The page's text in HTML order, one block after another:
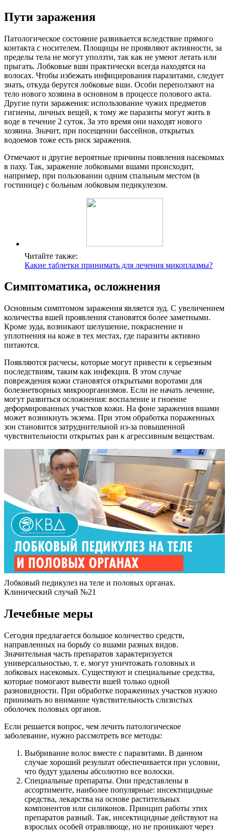
Пути заражения
Патологическое состояние развивается вследствие прямого
контакта с носителем. Площицы не проявляют активности, за
пределы тела не могут уползти, так как не умеют летать или
прыгать. Лобковые вши практически всегда находятся на
волосах. Чтобы избежать инфицирования паразитами, следует
знать, откуда берутся лобковые вши. Особи переползают на
тело нового хозяина в основном в процессе полового акта.
Другие пути заражения: использование чужих предметов
гигиены, личных вещей, к тому же паразиты могут жить в
воде в течение 2 суток. За это время они находят нового
хозяина. Значит, при посещении бассейнов, открытых
водоемов тоже есть риск заражения.
Отмечают и другие вероятные причины появления насекомых
в паху. Так, заражение лобковыми вшами происходит,
например, при пользовании одним спальным местом (в
гостинице) с больным лобковым педикулезом.
Читайте также:
Какие таблетки принимать для лечения микоплазмы?
Симптоматика, осложнения
Основным симптомом заражения является зуд. С увеличением
количества вшей проявления становятся более заметными.
Кроме зуда, возникают шелушение, покраснение и
уплотнения на коже в тех местах, где паразиты активно
питаются.
Появляются расчесы, которые могут привести к серьезным
последствиям, таким как инфекция. В этом случае
повреждения кожи становятся открытыми воротами для
болезнетворных микроорганизмов. Если не начать лечение,
могут развиться осложнения: воспаление и гноение
деформированных участков кожи. На фоне заражения вшами
может возникнуть экзема. При этом обработка пораженных
зон становится затруднительной из-за повышенной
чувствительности открытых ран к агрессивным веществам.
Лобковый педикулез на теле и половых органах.
Клинический случай №21
Лечебные меры
Сегодня предлагается большое количество средств,
направленных на борьбу со вшами разных видов.
Значительная часть препаратов характеризуется
универсальностью, т. е. могут уничтожать головных и
лобковых насекомых. Существуют и специальные средства,
которые помогают вывести вшей только одной
разновидности. При обработке пораженных участков нужно
принимать во внимание чувствительность слизистых
оболочек половых органов.
Если решается вопрос, чем лечить патологическое
заболевание, нужно рассмотреть все методы:
Выбривание волос вместе с паразитами. В данном
случае хороший результат обеспечивается при условии,
что будут удалены абсолютно все волоски.
Специальные препараты. Они представлены в
ассортименте, наиболее популярные: инсектицидные
средства, лекарства на основе растительных
компонентов или силиконов. Принцип работы этих
препаратов разный. Так, инсектицидные действуют на
взрослых особей отравляюще, но не проникают через